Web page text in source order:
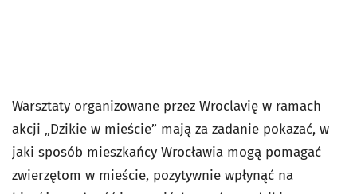
Warsztaty organizowane przez Wroclavię w ramach
akcji „Dzikie w mieście” mają za zadanie pokazać, w
jaki sposób mieszkańcy Wrocławia mogą pomagać
zwierzętom w mieście, pozytywnie wpłynąć na